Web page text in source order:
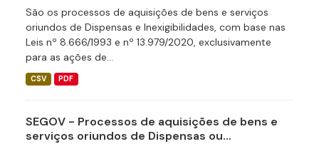
São os processos de aquisições de bens e serviços
oriundos de Dispensas e Inexigibilidades, com base nas
Leis nº 8.666/1993 e nº 13.979/2020, exclusivamente
para as ações de...
CSV PDF
SEGOV - Processos de aquisições de bens e
serviços oriundos de Dispensas ou...